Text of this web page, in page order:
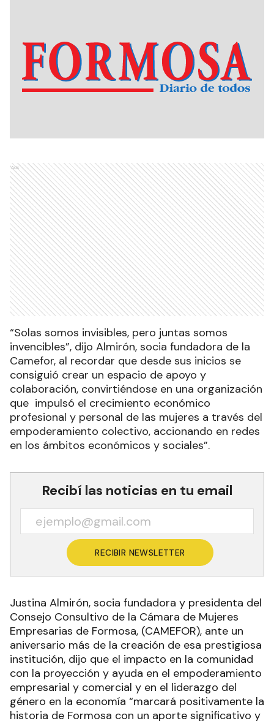
Ads
“Solas somos invisibles, pero juntas somos
invencibles”, dijo Almirón, socia fundadora de la
Camefor, al recordar que desde sus inicios se
consiguió crear un espacio de apoyo y
colaboración, convirtiéndose en una organización
que impulsó el crecimiento económico
profesional y personal de las mujeres a través del
empoderamiento colectivo, accionando en redes
en los ámbitos económicos y sociales”.
Recibí las noticias en tu email
RECIBIR NEWSLETTER
Justina Almirón, socia fundadora y presidenta del
Consejo Consultivo de la Cámara de Mujeres
Empresarias de Formosa, (CAMEFOR), ante un
aniversario más de la creación de esa prestigiosa
institución, dijo que el impacto en la comunidad
con la proyección y ayuda en el empoderamiento
empresarial y comercial y en el liderazgo del
género en la economía “marcará positivamente la
historia de Formosa con un aporte significativo y